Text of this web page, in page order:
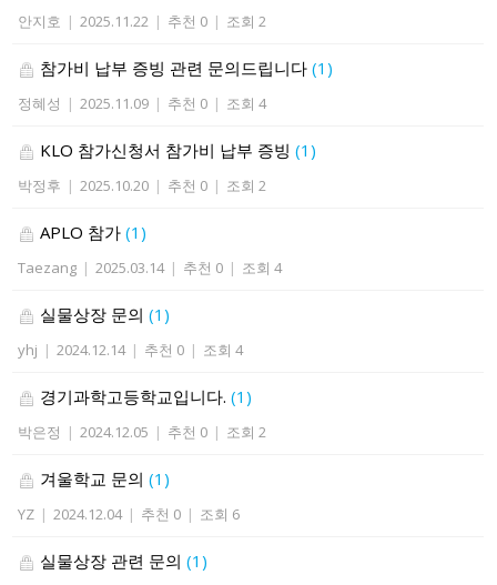
안지호 | 2025.11.22 | 추천 0 | 조회 2
참가비 납부 증빙 관련 문의드립니다(1)
정혜성 | 2025.11.09 | 추천 0 | 조회 4
KLO 참가신청서 참가비 납부 증빙(1)
박정후 | 2025.10.20 | 추천 0 | 조회 2
APLO 참가(1)
Taezang | 2025.03.14 | 추천 0 | 조회 4
실물상장 문의(1)
yhj | 2024.12.14 | 추천 0 | 조회 4
경기과학고등학교입니다.(1)
박은정 | 2024.12.05 | 추천 0 | 조회 2
겨울학교 문의(1)
YZ | 2024.12.04 | 추천 0 | 조회 6
실물상장 관련 문의(1)